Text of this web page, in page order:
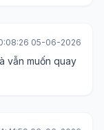
05-06-2026
vẫn muốn quay